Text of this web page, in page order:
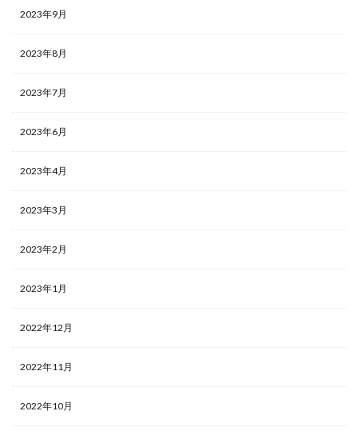
2023年9月
2023年8月
2023年7月
2023年6月
2023年4月
2023年3月
2023年2月
2023年1月
2022年12月
2022年11月
2022年10月